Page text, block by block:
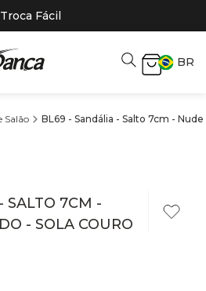
Troca Fácil
BR
Salão BL69 - Sandália - Salto 7cm -
SALTO 7CM -
- SOLA COURO